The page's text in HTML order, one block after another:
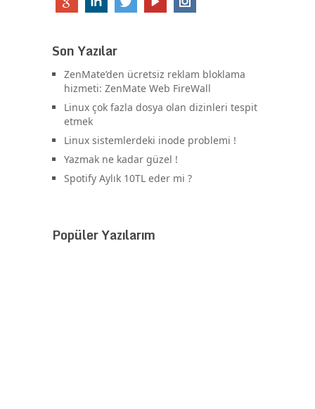
Son Yazılar
ZenMate’den ücretsiz reklam bloklama
hizmeti: ZenMate Web FireWall
Linux çok fazla dosya olan dizinleri tespit
etmek
Linux sistemlerdeki inode problemi !
Yazmak ne kadar güzel !
Spotify Aylık 10TL eder mi ?
Popüler Yazılarım